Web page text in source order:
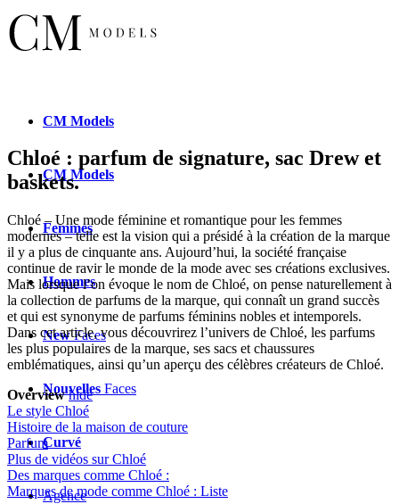
CM Models
CM Models
Femmes
Hommes
NewFaces
Nouvelles Faces
Curvé
Agence
Chloé : parfum de signature, sac Drew et
baskets.
Chloé – Une mode féminine et romantique pour les femmes
modernes – telle est la vision qui a présidé à la création de la marque
il y a plus de cinquante ans. Aujourd’hui, la société française
continue de ravir le monde de la mode avec ses créations exclusives.
Mais lorsque l’on évoque le nom de Chloé, on pense naturellement à
la collection de parfums de la marque, qui connaît un grand succès
et qui est synonyme de parfums féminins nobles et intemporels.
Dans cet article, vous découvrirez l’univers de Chloé, les parfums
les plus populaires de la marque, ses sacs et chaussures
emblématiques, ainsi qu’un aperçu des célèbres créateurs de Chloé.
Overview hide
Le style Chloé
Histoire de la maison de couture
Parfum
Plus de vidéos sur Chloé
Des marques comme Chloé :
Marques de mode comme Chloé : Liste